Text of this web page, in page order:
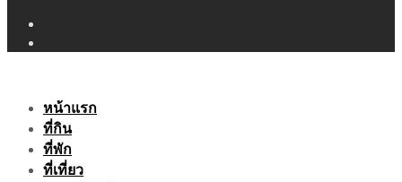
หน้าแรก
ที่กิน
ที่พัก
ที่เที่ยว